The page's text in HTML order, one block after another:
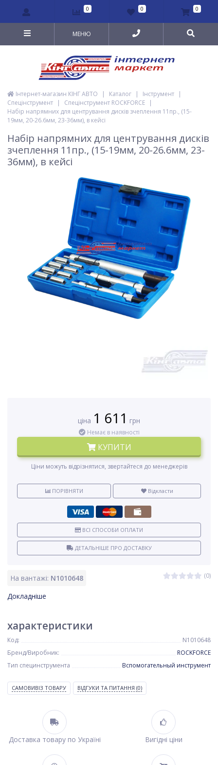
0 0 0
МЕНЮ
Інтернет-магазин КІНГ АВТО | Каталог | Інструмент
|
Спецінструмент
| Спецінструмент ROCKFORCE
|
Набір напрямних для центрування дисків зчеплення 11пр., (15-
19мм, 20-26.6мм, 23-36мм), в кейсі
Набір напрямних для центрування дисків
зчеплення 11пр., (15-19мм, 20-26.6мм, 23-
36мм), в кейсі
На вантажі: N1010648 (0)
Докладніше
ціна 1 611 грн
Немає в наявності
КУПИТИ
Ціни можуть відрізнятися, звертайтеся до менеджерів
ПОРІВНЯТИ Відкласти
ВСІ СПОСОБИ ОПЛАТИ
ДЕТАЛЬНІШЕ ПРО ДОСТАВКУ
характеристики
Код:
N1010648
Бренд/Виробник:
ROCKFORCE
Тип специнструмента
Вспомогательный инструмент
САМОВИВІЗ ТОВАРУ ВІДГУКИ ТА ПИТАННЯ (0)
Доставка товару по Україні Вигідні ціни